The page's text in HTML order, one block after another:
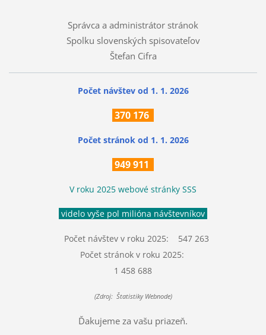
Správca a administrátor stránok
Spolku slovenských spisovateľov
Štefan Cifra
Počet návštev od 1. 1. 2026
370 176
Počet stránok od 1. 1. 2026
949 911
V roku 2025 webové stránky SSS
videlo vyše pol milióna návštevníkov
Počet návštev v roku 2025: 547 263
Počet stránok v roku 2025:
1 458 688
(Zdroj: Štatistiky Webnode)
Ďakujeme za vašu priazeň.